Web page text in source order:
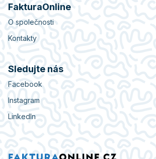
FakturaOnline
O společnosti
Kontakty
Sledujte nás
Facebook
Instagram
LinkedIn